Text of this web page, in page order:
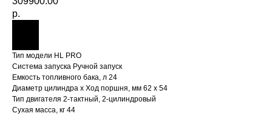
р.
Тип модели HL PRO
Система запуска Ручной запуск
Емкость топливного бака, л 24
Диаметр цилиндра х Ход поршня, мм 62 х 54
Тип двигателя 2-тактный, 2-цилиндровый
Сухая масса, кг 44